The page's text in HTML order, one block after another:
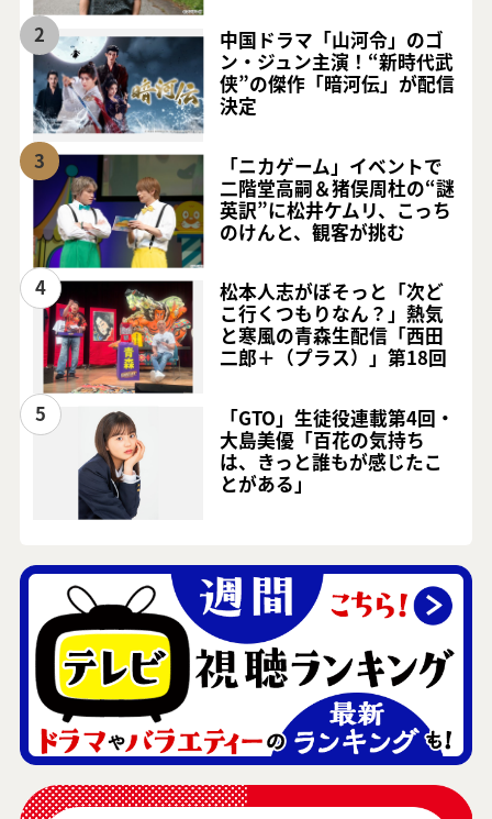
2
中国ドラマ「山河令」のゴ
ン・ジュン主演！“新時代武
侠”の傑作「暗河伝」が配信
決定
3
「ニカゲーム」イベントで
二階堂高嗣＆猪俣周杜の“謎
英訳”に松井ケムリ、こっち
のけんと、観客が挑む
4
松本人志がぼそっと「次ど
こ行くつもりなん？」熱気
と寒風の青森生配信「西田
二郎＋（プラス）」第18回
5
「GTO」生徒役連載第4回・
大島美優「百花の気持ち
は、きっと誰もが感じたこ
とがある」